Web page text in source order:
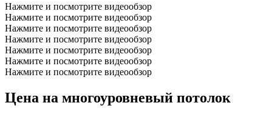
Нажмите и посмотрите видеообзор
Нажмите и посмотрите видеообзор
Нажмите и посмотрите видеообзор
Нажмите и посмотрите видеообзор
Нажмите и посмотрите видеообзор
Нажмите и посмотрите видеообзор
Нажмите и посмотрите видеообзор
Цена на многоуровневый потолок